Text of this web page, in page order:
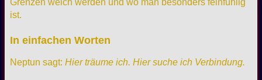
ist.
In einfachen Worten
Neptun sagt: Hier träume ich. Hier suche ich Verbindung.